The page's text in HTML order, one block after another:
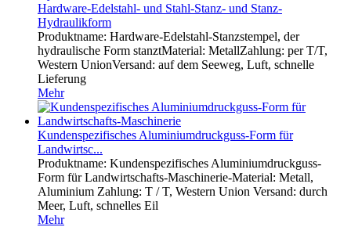
Hardware-Edelstahl- und Stahl-Stanz- und Stanz-
Hydraulikform
Produktname: Hardware-Edelstahl-Stanzstempel, der
hydraulische Form stanztMaterial: MetallZahlung: per T/T,
Western UnionVersand: auf dem Seeweg, Luft, schnelle
Lieferung
Mehr
Kundenspezifisches Aluminiumdruckguss-Form für
Landwirtsc...
Produktname: Kundenspezifisches Aluminiumdruckguss-
Form für Landwirtschafts-Maschinerie-Material: Metall,
Aluminium Zahlung: T / T, Western Union Versand: durch
Meer, Luft, schnelles Eil
Mehr